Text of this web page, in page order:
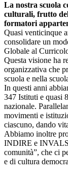
La nostra scuola
culturali, frutto
formatori
Quasi venticinque
consolidare un
Globale al
Questa visione ha
organizzativa che
scuola e nella
In questi anni
347 Istituti e quasi
nazionale.
movimenti e
ciascuno, dando
Abbiamo inoltre
INDIRE e
comunità”, che ci
e di cultura